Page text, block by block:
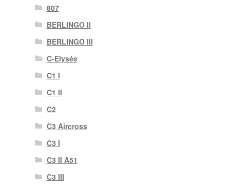
807
BERLINGO II
BERLINGO III
C-Elysée
C1 I
C1 II
C2
C3 Aircross
C3 I
C3 II A51
C3 III